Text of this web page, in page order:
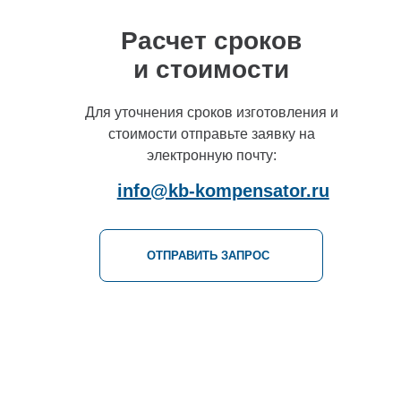
Расчет сроков
и стоимости
Для уточнения сроков изготовления и
стоимости отправьте заявку на
электронную почту:
info@kb-kompensator.ru
ОТПРАВИТЬ ЗАПРОС